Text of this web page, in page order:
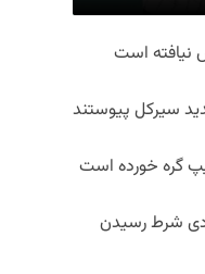
نیافته است
سیرکل پیوستند
گره خورده است
شرط رسیدن